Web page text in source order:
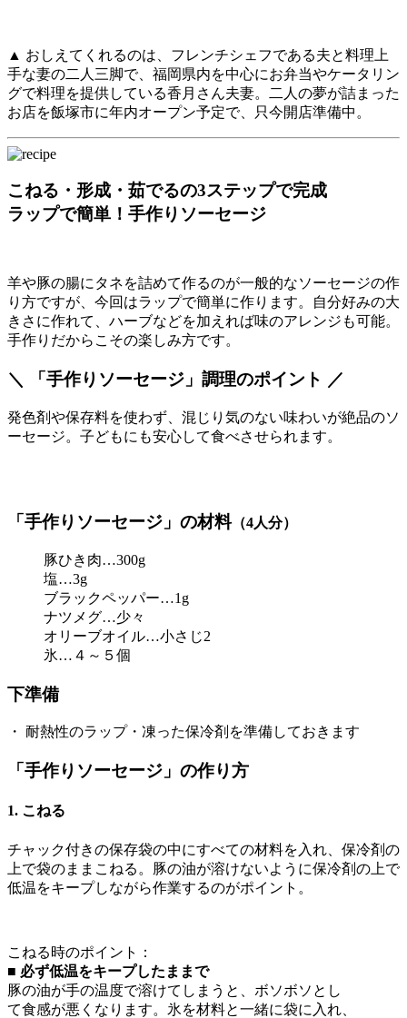
▲ おしえてくれるのは、フレンチシェフである夫と料理上
手な妻の二人三脚で、福岡県内を中心にお弁当やケータリン
グで料理を提供している香月さん夫妻。二人の夢が詰まった
お店を飯塚市に年内オープン予定で、只今開店準備中。
こねる・形成・茹でるの3ステップで完成
ラップで簡単！手作りソーセージ
羊や豚の腸にタネを詰めて作るのが一般的なソーセージの作
り方ですが、今回はラップで簡単に作ります。自分好みの大
きさに作れて、ハーブなどを加えれば味のアレンジも可能。
手作りだからこその楽しみ方です。
＼ 「手作りソーセージ」調理のポイント ／
発色剤や保存料を使わず、混じり気のない味わいが絶品のソ
ーセージ。子どもにも安心して食べさせられます。
「手作りソーセージ」の材料（4人分）
豚ひき肉…300g
塩…3g
ブラックペッパー…1g
ナツメグ…少々
オリーブオイル…小さじ2
氷…４～５個
下準備
・ 耐熱性のラップ・凍った保冷剤を準備しておきます
「手作りソーセージ」の作り方
1. こねる
チャック付きの保存袋の中にすべての材料を入れ、保冷剤の
上で袋のままこねる。豚の油が溶けないように保冷剤の上で
低温をキープしながら作業するのがポイント。
こねる時のポイント：
■ 必ず低温をキープしたままで
豚の油が手の温度で溶けてしまうと、ボソボソとし
て食感が悪くなります。氷を材料と一緒に袋に入れ、